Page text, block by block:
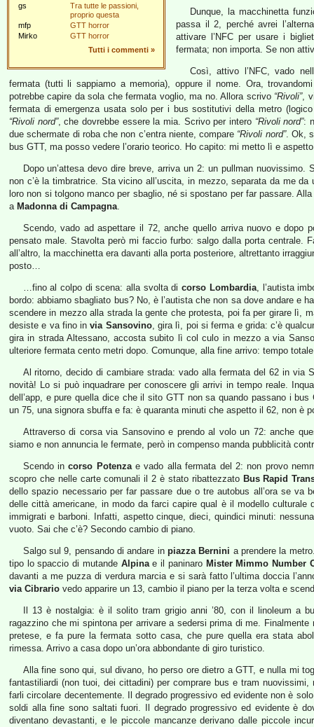
gs
Tra tutte le passioni,
proprio questa
mfp
GTT horror
Mirko
GTT horror
Tutti i commenti »
Dunque, la macchinetta
passa il 2, perché avrei
attivare l’NFC per usare i
fermata; non importa. Se non
Così, attivo l’NFC, vado
fermata (tutti li sappiamo a memoria), oppure il nome. Ora,
potrebbe capire da sola che fermata voglio, ma no. Allora scrivo “Rivoli”,
fermata di emergenza usata solo per i bus sostitutivi della metro
“Rivoli nord”, che dovrebbe essere la mia. Scrivo per intero “Rivoli nord”:
due schermate di roba che non c’entra niente, compare “Rivoli nord”. Ok,
bus GTT, ma posso vedere l’orario teorico. Ho capito: mi metto lì e
Dopo un’attesa devo dire breve, arriva un 2: un pullman nuovissimo.
non c’è la timbratrice. Sta vicino all’uscita, in mezzo, separata da me
loro non si tolgono manco per sbaglio, né si spostano per far passare.
a Madonna di Campagna.
Scendo, vado ad aspettare il 72, anche quello arriva nuovo e dopo
pensato male. Stavolta però mi faccio furbo: salgo dalla porta centrale.
all’altro, la macchinetta era davanti alla porta posteriore, altrettanto
posto…
…fino al colpo di scena: alla svolta dicorso Lombardia, l’autista
bordo: abbiamo sbagliato bus? No, è l’autista che non sa dove andare e
scendere in mezzo alla strada la gente che protesta, poi fa per girare lì,
desiste e va fino invia Sansovino, gira lì, poi si ferma e grida: c’è
gira in strada Altessano, accosta subito lì col culo in mezzo a via
ulteriore fermata cento metri dopo. Comunque, alla fine arrivo: tempo
Al ritorno, decido di cambiare strada: vado alla fermata del 62 in via
novità! Lo si può inquadrare per conoscere gli arrivi in tempo reale.
dell’app, e pure quella dice che il sito GTT non sa quando passano i
un 75, una signora sbuffa e fa: è quaranta minuti che aspetto il 62, non è
Attraverso di corsa via Sansovino e prendo al volo un 72: anche
siamo e non annuncia le fermate, però in compenso manda pubblicità
Scendo incorso Potenzae vado alla fermata del 2: non provo
scopro che nelle carte comunali il 2 è stato ribattezzato Bus Rapid
dello spazio necessario per far passare due o tre autobus all’ora se va
delle città americane, in modo da farci capire qual è il modello
immigrati e barboni. Infatti, aspetto cinque, dieci, quindici minuti:
vuoto. Sai che c’è? Secondo cambio di piano.
Salgo sul 9, pensando di andare in piazza Bernini a prendere la
tipo lo spaccio di mutande Alpinae il paninaro Mister Mimmo Number
davanti a me puzza di verdura marcia e si sarà fatto l’ultima doccia
via Cibrario vedo apparire un 13, cambio il piano per la terza volta e
Il 13 è nostalgia: è il solito tram grigio anni ’80, con il linoleum a
ragazzino che mi spintona per arrivare a sedersi prima di me.
pretese, e fa pure la fermata sotto casa, che pure quella era stata
rimessa. Arrivo a casa dopo un’ora abbondante di giro turistico.
Alla fine sono qui, sul divano, ho perso ore dietro a GTT, e nulla mi
fantastiliardi (non tuoi, dei cittadini) per comprare bus e tram
farli circolare decentemente. Il degrado progressivo ed evidente non è
soldi alla fine sono saltati fuori. Il degrado progressivo ed evidente è
diventano devastanti, e le piccole mancanze derivano dalle piccole